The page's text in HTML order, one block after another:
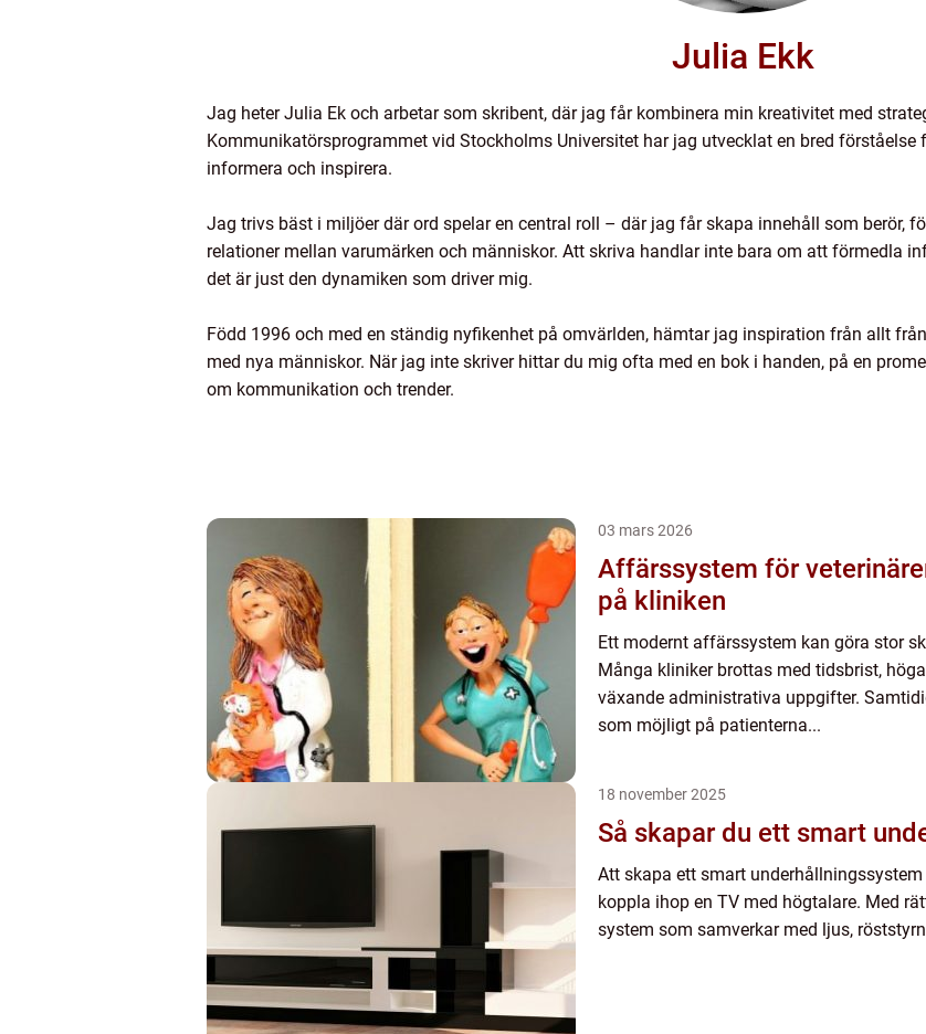
Julia Ekk
Jag heter Julia Ek och arbetar som skribent, där jag får kombinera min kreativitet med
Kommunikatörsprogrammet vid Stockholms Universitet har jag utvecklat en bred
informera och inspirera.
Jag trivs bäst i miljöer där ord spelar en central roll – där jag får skapa innehåll som berör,
relationer mellan varumärken och människor. Att skriva handlar inte bara om att förmedla
det är just den dynamiken som driver mig.
Född 1996 och med en ständig nyfikenhet på omvärlden, hämtar jag inspiration från allt
med nya människor. När jag inte skriver hittar du mig ofta med en bok i handen, på en
om kommunikation och trender.
03 mars 2026
Affärssystem för veterinärer så förenklas
på kliniken
Ett modernt affärssystem kan göra stor
Många kliniker brottas med tidsbrist,
växande administrativa uppgifter.
som möjligt på patienterna...
18 november 2025
Så skapar du ett smart
Att skapa ett smart
koppla ihop en TV med högtalare. Med
system som samverkar med ljus,